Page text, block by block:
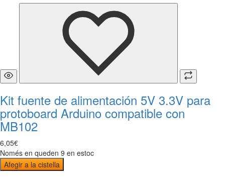
Kit fuente de alimentación 5V 3.3V para
protoboard Arduino compatible con
MB102
6,05€
Només en queden 9 en estoc
Afegir a la cistella